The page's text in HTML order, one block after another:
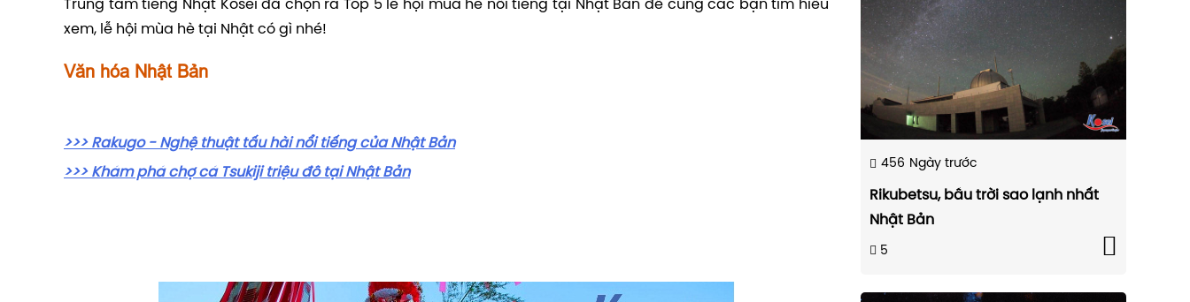
Trung tâm tiếng Nhật Kosei đã chọn ra Top 5 lễ hội mùa hè nổi tiếng tại Nhật Bản để cùng các bạn tìm hiểu
xem, lễ hội mùa hè tại Nhật có gì nhé!
Văn hóa Nhật Bản
>>> Rakugo - Nghệ thuật tấu hài nổi tiếng của Nhật Bản
>>> Khám phá chợ cá Tsukiji triệu đô tại Nhật Bản
456 Ngày trước
Rikubetsu, bầu trời sao lạnh nhất
Nhật Bản
5